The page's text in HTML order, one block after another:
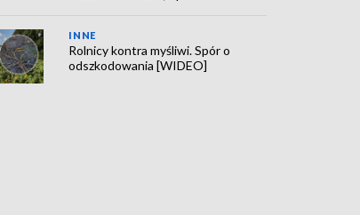
INNE
Rolnicy kontra myśliwi. Spór o
odszkodowania [WIDEO]